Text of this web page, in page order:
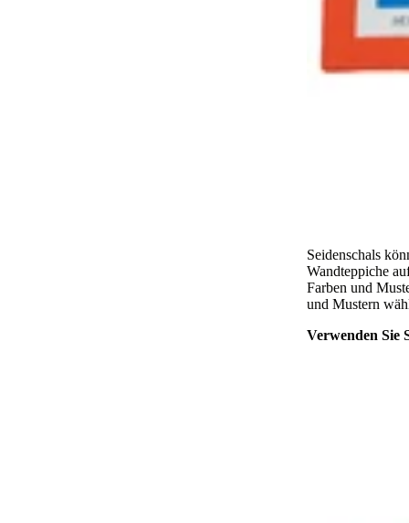
Seidenschals
Wandteppiche
Farben und
und Mustern
Verwenden Sie